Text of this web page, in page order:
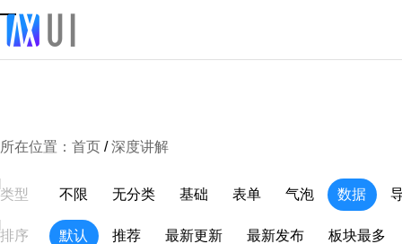
所在位置： 首页 /深度讲解
类型 不限 无分类 基础 表单 气泡 数据
排序 默认 推荐 最新更新 最新发布 板块最多